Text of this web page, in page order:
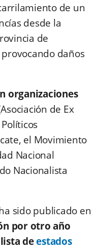
de un
desde la
de
daños
organizaciones
de Ex
el Movimiento
Nacional
Nacionalista
sido publicado en
por otro año
lista deestados